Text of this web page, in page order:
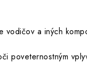
vodičov a iných
poveternostným